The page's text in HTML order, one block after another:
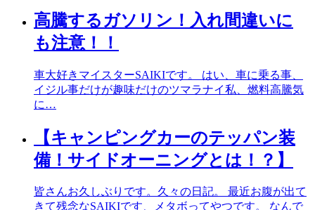
高騰するガソリン！入れ間違いに
も注意！！
車大好きマイスターSAIKIです。 はい、車に乗る事、
イジル事だけが趣味だけのツマラナイ私、燃料高騰気
に…
【キャンピングカーのテッパン装
備！サイドオーニングとは！？】
皆さんお久しぶりです。久々の日記。 最近お腹が出て
きて残念なSAIKIです、メタボってやつです。 なんで